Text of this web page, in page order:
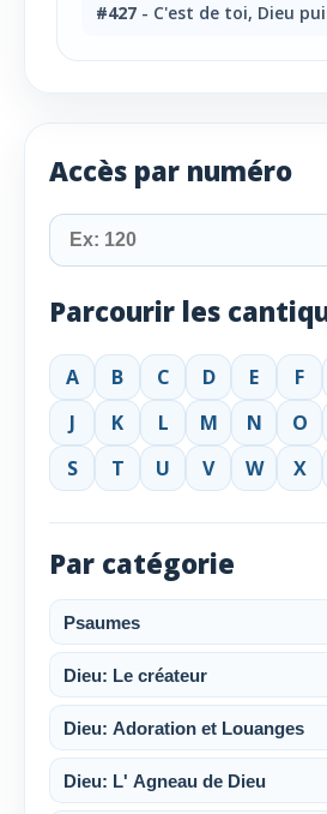
Accès par numéro
Parcourir les
A B C D E F
J
K L M N O
S
T U V W X
Par catégorie
Psaumes
Dieu: Le créateur
Dieu: Adoration et Louanges
Dieu: L' Agneau de Dieu
#427 - C'est de toi, Dieu